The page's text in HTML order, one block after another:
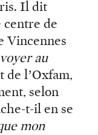
Il dit
centre de
Vincennes
au
de l’Oxfam,
selon
t-il en se
mon